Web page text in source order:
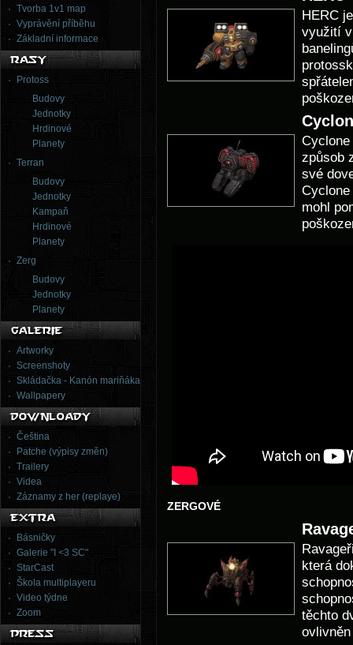
Tvorba 1v1 map
Vyprávění příběhu
Základní informace
Protoss
Budovy
Jednotky
Hrdinové
Planety
Terran
Budovy
Jednotky
Kampaň
Hrdinové
Planety
Zerg
Budovy
Jednotky
Planety
Artworky
Screenshoty
Skládačka - Kanón mariňáka
Wallpapery
Čeština
Patche (výpisy změn)
Trailery
Videa
Záznamy z her (replaye)
Básničky
Galerie "I <3 SC"
StarCast
Škola multiplayeru
Video týdne
Zoom
HERC
využití v
způsob
své
mohl
ZERGOVÉ
která
těchto